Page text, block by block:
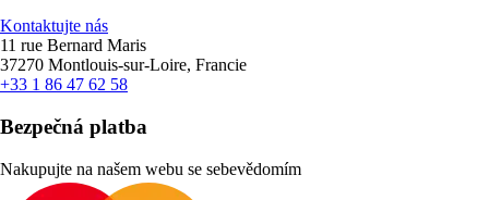
Kontaktujte nás
11 rue Bernard Maris
37270 Montlouis-sur-Loire, Francie
+33 1 86 47 62 58
Bezpečná platba
Nakupujte na našem webu se sebevědomím